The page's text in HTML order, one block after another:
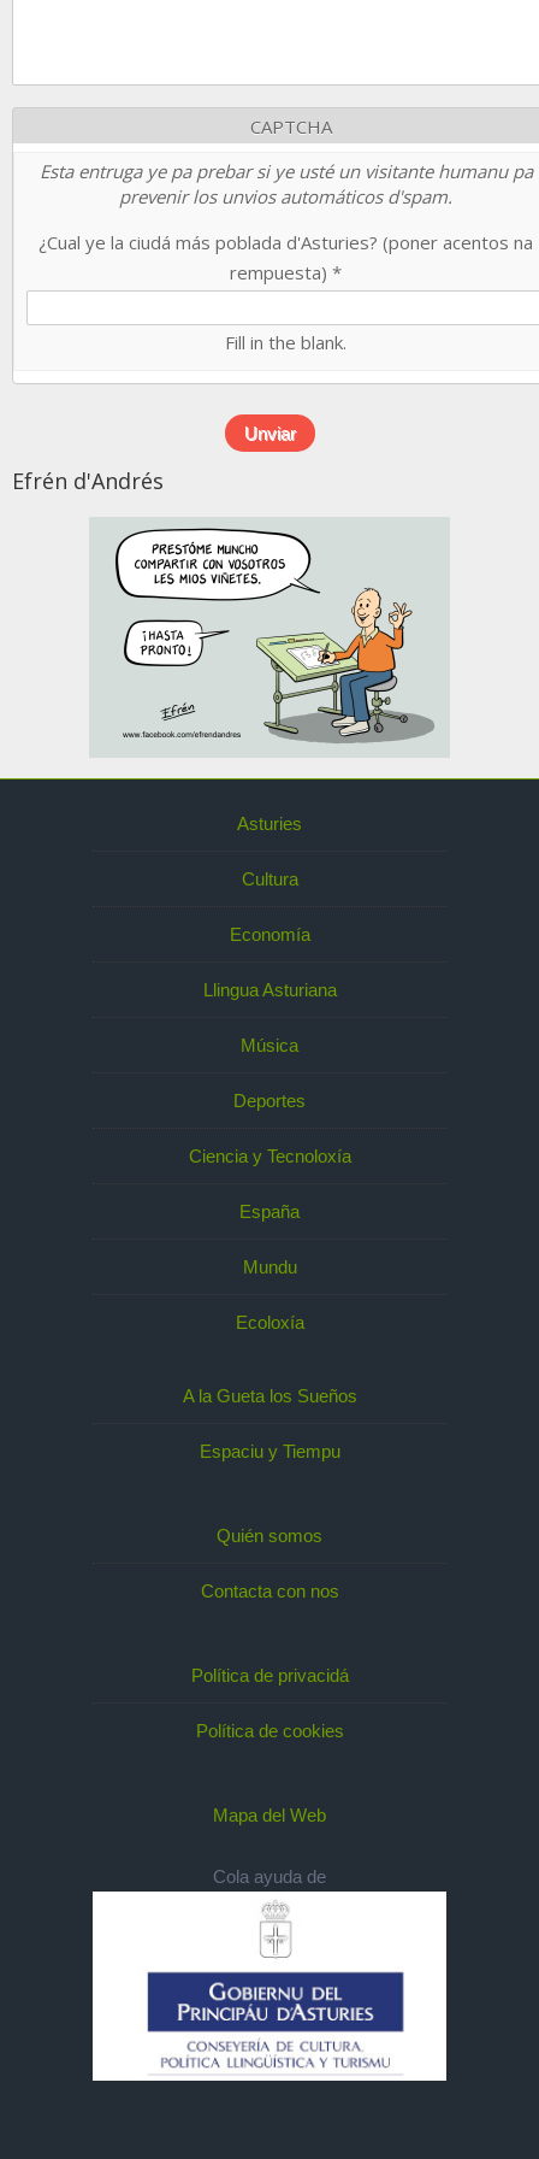
CAPTCHA
Esta entruga ye pa prebar si ye usté un visitante humanu pa
prevenir los unvios automáticos d'spam.
¿Cual ye la ciudá más poblada d'Asturies? (poner acentos na
rempuesta) *
Fill in the blank.
Efrén d'Andrés
Asturies
Cultura
Economía
Llingua Asturiana
Música
Deportes
Ciencia y Tecnoloxía
España
Mundu
Ecoloxía
A la Gueta los Sueños
Espaciu y Tiempu
Quién somos
Contacta con nos
Política de privacidá
Política de cookies
Mapa del Web
Cola ayuda de